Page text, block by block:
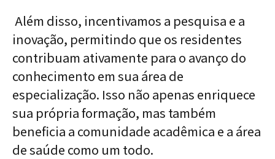
Além disso, incentivamos a pesquisa e a
inovação, permitindo que os residentes
contribuam ativamente para o avanço do
conhecimento em sua área de
especialização. Isso não apenas enriquece
sua própria formação, mas também
beneficia a comunidade acadêmica e a área
de saúde como um todo.